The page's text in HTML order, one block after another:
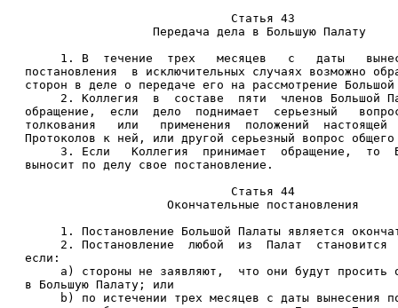
                             Статья 43
                  Передача дела в Большую Палату
1. В  течение  трех   месяцев   с   даты
постановления  в исключительных случаях возможно
сторон в деле о передаче его на рассмотрение
2. Коллегия  в  составе  пяти  членов Большой
обращение,  если  дело  поднимает  серьезный
толкования   или   применения  положений
Протоколов к ней, или другой серьезный вопрос
3. Если   Коллегия  принимает  обращение,  то
выносит по делу свое постановление.
                             Статья 44
                    Окончательные постановления
1. Постановление Большой Палаты является
2. Постановление  любой  из  Палат  становится
если:
a) стороны не заявляют,  что они будут просить
в Большую Палату; или
b) по истечении трех месяцев с даты вынесения